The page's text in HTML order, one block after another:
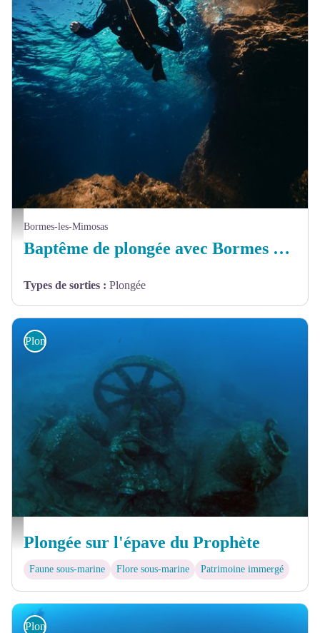
© Bormes Plongée - Baptême de plongée
Bormes-les-Mimosas
Baptême de plongée avec Bormes Plongée
Types de sorties : Plongée
Plongée sous-marine
Plongée sur l'épave du Prophète
Faune sous-marine Flore sous-marine Patrimoine immergé
Plongée sous-marine